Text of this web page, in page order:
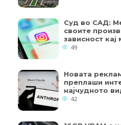
Суд во САД:
своите
зависност кај
49
Новата
преплаши
најчудното
42